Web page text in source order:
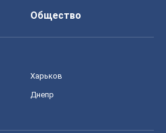
Общество
Харьков
Днепр